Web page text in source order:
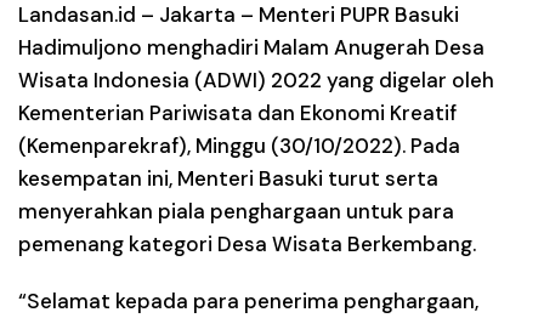
Landasan.id – Jakarta – Menteri PUPR Basuki
Hadimuljono menghadiri Malam Anugerah Desa
Wisata Indonesia (ADWI) 2022 yang digelar oleh
Kementerian Pariwisata dan Ekonomi Kreatif
(Kemenparekraf), Minggu (30/10/2022). Pada
kesempatan ini, Menteri Basuki turut serta
menyerahkan piala penghargaan untuk para
pemenang kategori Desa Wisata Berkembang.
“Selamat kepada para penerima penghargaan,